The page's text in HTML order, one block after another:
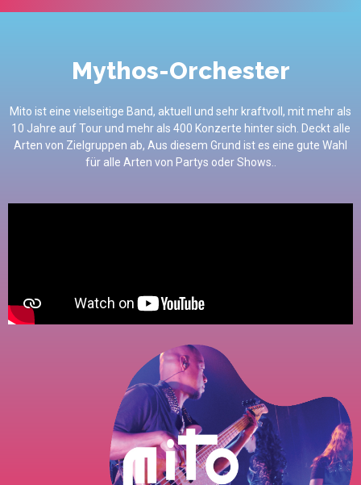
Mythos-Orchester
Mito ist eine vielseitige Band, aktuell und sehr kraftvoll, mit mehr als
10 Jahre auf Tour und mehr als 400 Konzerte hinter sich. Deckt alle
Arten von Zielgruppen ab, Aus diesem Grund ist es eine gute Wahl
für alle Arten von Partys oder Shows..